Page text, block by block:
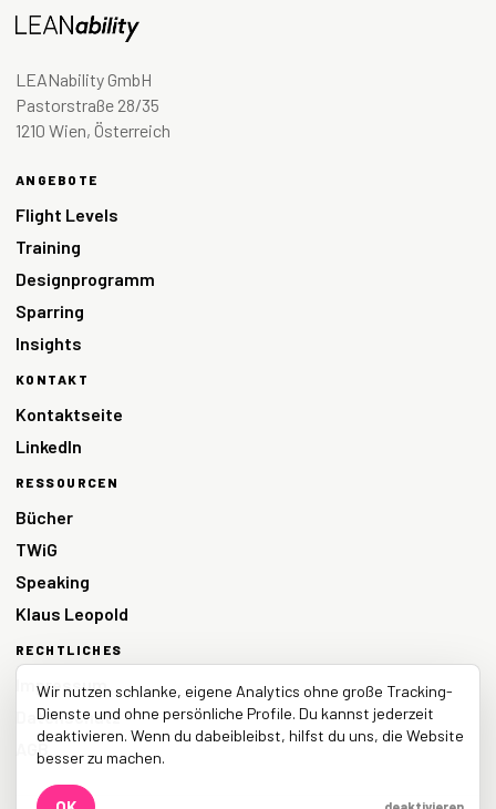
LEANability GmbH
Pastorstraße 28/35
1210 Wien, Österreich
ANGEBOTE
Flight Levels
Training
Designprogramm
Sparring
Insights
KONTAKT
Kontaktseite
LinkedIn
RESSOURCEN
Bücher
TWiG
Speaking
Klaus Leopold
RECHTLICHES
Impressum
Datenschutz
AGB
Wir nutzen schlanke, eigene Analytics ohne große Tracking-
Dienste und ohne persönliche Profile. Du kannst jederzeit
deaktivieren. Wenn du dabeibleibst, hilfst du uns, die Website
besser zu machen.